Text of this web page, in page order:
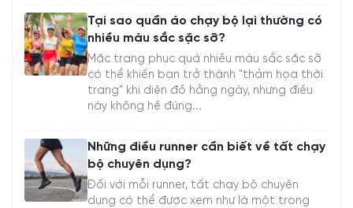
Tại sao quần áo chạy bộ lại thường có
nhiều màu sắc sặc sỡ?
Mặc trang phục quá nhiều màu sắc sặc sỡ
có thể khiến bạn trở thành "thảm họa thời
trang" khi diện đồ hằng ngày, nhưng điều
này không hề đúng...
Những điều runner cần biết về tất chạy
bộ chuyên dụng?
Đối với mỗi runner, tất chạy bộ chuyên
dụng có thể được xem như là một trong